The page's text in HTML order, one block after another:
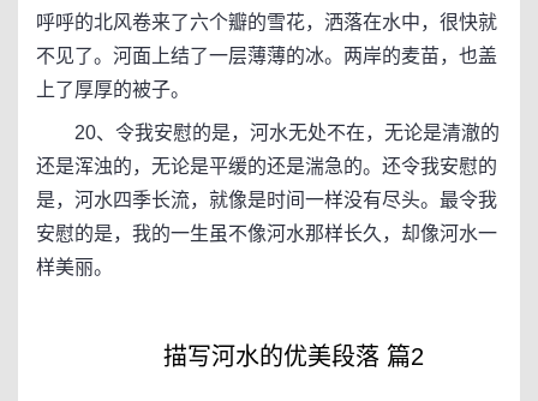
呼呼的北风卷来了六个瓣的雪花，洒落在水中，很快就
不见了。河面上结了一层薄薄的冰。两岸的麦苗，也盖
上了厚厚的被子。
20、令我安慰的是，河水无处不在，无论是清澈的
还是浑浊的，无论是平缓的还是湍急的。还令我安慰的
是，河水四季长流，就像是时间一样没有尽头。最令我
安慰的是，我的一生虽不像河水那样长久，却像河水一
样美丽。
描写河水的优美段落 篇2